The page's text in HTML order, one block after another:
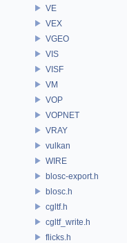
VE
VEX
VGEO
VIS
VISF
VM
VOP
VOPNET
VRAY
vulkan
WIRE
blosc-export.h
blosc.h
cgltf.h
cgltf_write.h
flicks.h